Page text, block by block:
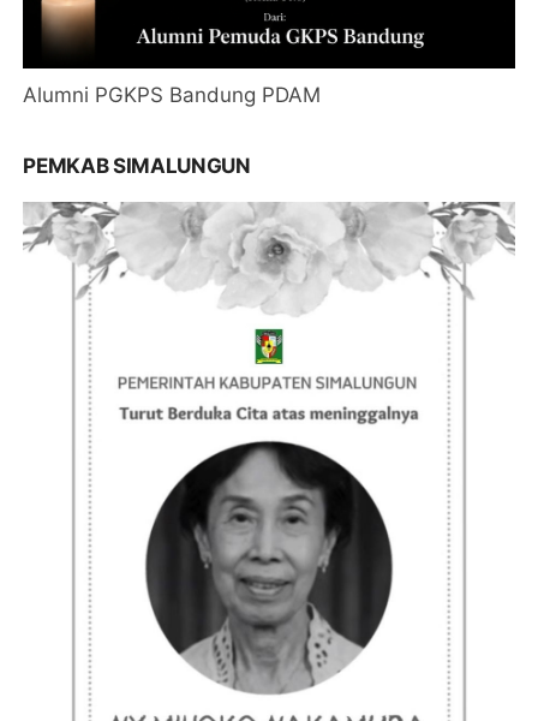
Alumni PGKPS Bandung PDAM
PEMKAB SIMALUNGUN